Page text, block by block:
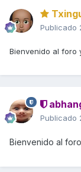
Publicado
Bienvenido al foro
Publicado
Bienvenido al